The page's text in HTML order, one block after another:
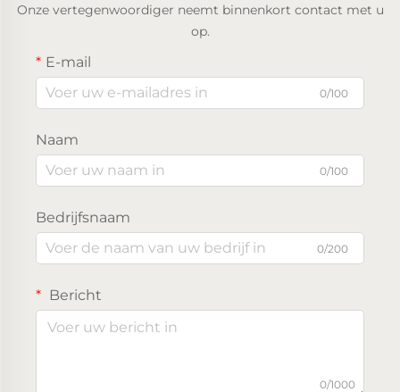
Onze vertegenwoordiger neemt binnenkort contact met u
op.
E-mail
0/100
Naam
0/100
Bedrijfsnaam
0/200
Bericht
0/1000